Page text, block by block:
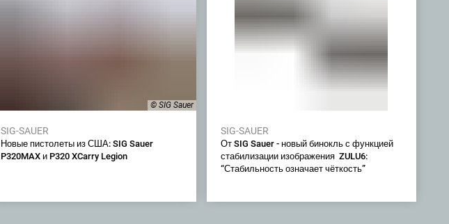
© SIG Sauer
SIG-SAUER
Новые пистолеты из США: SIG Sauer
P320MAX и P320 XCarry Legion
SIG-SAUER
От SIG Sauer - новый бинокль с функцией
стабилизации изображения ZULU6:
“Стабильность означает чёткость”